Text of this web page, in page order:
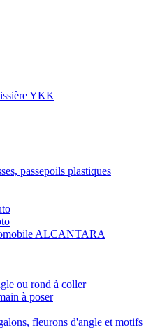
YKK
passepoils plastiques
ALCANTARA
ou rond à coller
à poser
fleurons d'angle et motifs